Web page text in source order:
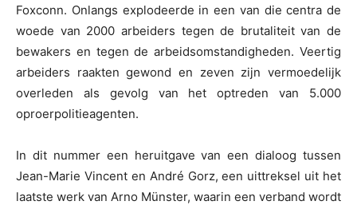
Foxconn. Onlangs explodeerde in een van die centra de
woede van 2000 arbeiders tegen de brutaliteit van de
bewakers en tegen de arbeidsomstandigheden. Veertig
arbeiders raakten gewond en zeven zijn vermoedelijk
overleden als gevolg van het optreden van 5.000
oproerpolitieagenten.
In dit nummer een heruitgave van een dialoog tussen
Jean-Marie Vincent en André Gorz, een uittreksel uit het
laatste werk van Arno Münster, waarin een verband wordt